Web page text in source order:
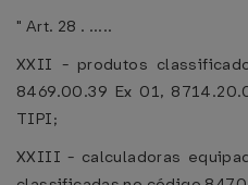
" Art. 28 . .....
XXII - produtos
8469.00.39 Ex 01,
TIPI;
XXIII - calculadoras